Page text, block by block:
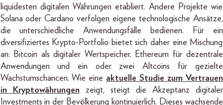
liquidesten digitalen Währungen etabliert. Andere Projekte wie
Solana oder Cardano verfolgen eigene technologische Ansätze,
die unterschiedliche Anwendungsfälle bedienen. Für ein
diversifiziertes Krypto-Portfolio bietet sich daher eine Mischung
an: Bitcoin als digitaler Wertspeicher, Ethereum für dezentrale
Anwendungen und ein oder zwei Altcoins für gezielte
Wachstumschancen. Wie eine aktuelle Studie zum Vertrauen
in Kryptowährungen zeigt, steigt die Akzeptanz digitaler
Investments in der Bevölkerung kontinuierlich. Dieses wachsende